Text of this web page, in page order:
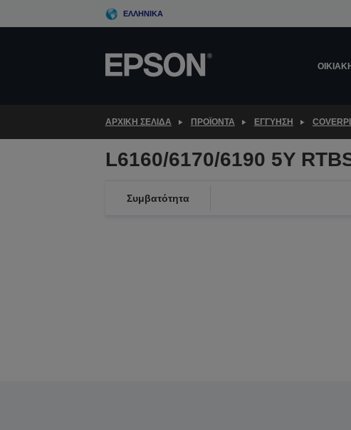
to
ΕΛΛΗΝΙΚΆ
ΑΡΧΙΚΗ ΣΕΛΙΔΑ ΠΡΟΪΌΝΤΑ ΕΓΓΎΗΣΗ
L6160/6170/6190 5Y
Συμβατότητα